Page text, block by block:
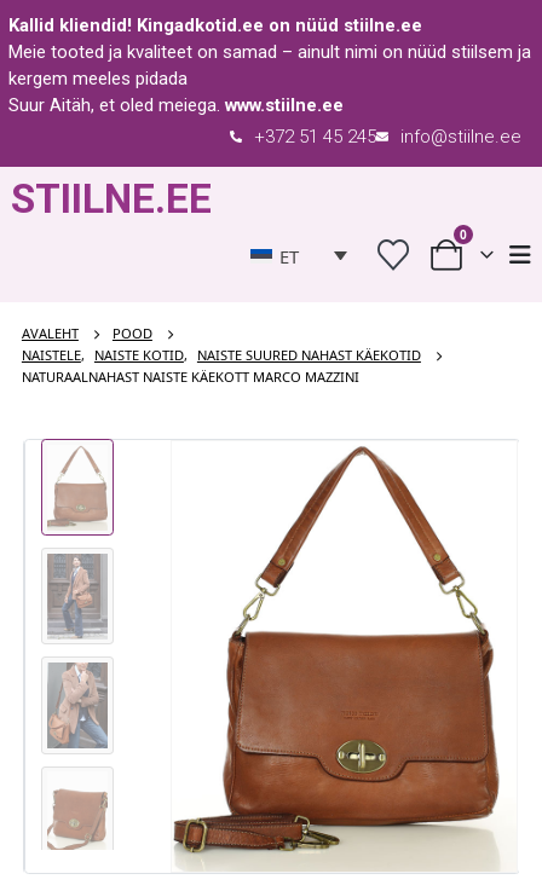
Kallid kliendid! Kingadkotid.ee on nüüd stiilne.ee
Meie tooted ja kvaliteet on samad – ainult nimi on nüüd stiilsem ja
kergem meeles pidada
Suur Aitäh, et oled meiega.www.stiilne.ee
info@stiilne.ee
+372 51 45 245
STIILNE.EE
ET
0
AVALEHT
POOD
NAISTELE, NAISTE KOTID,
NAISTE SUURED NAHAST KÄEKOTID
NATURAALNAHAST NAISTE KÄEKOTT MARCO MAZZINI